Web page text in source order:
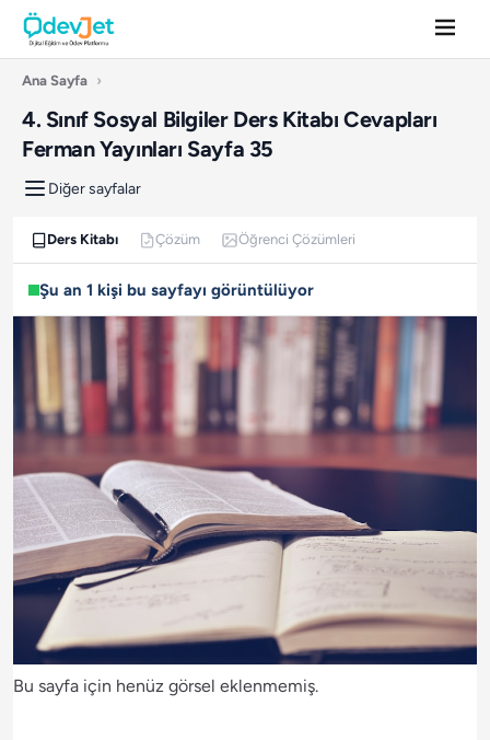
Ana Sayfa ›
4. Sınıf Sosyal Bilgiler Ders Kitabı Cevapları
Ferman Yayınları Sayfa 35
Diğer sayfalar
Ders Kitabı Çözüm Öğrenci Çözümleri
Şu an 1 kişi bu sayfayı görüntülüyor
Bu sayfa için henüz görsel eklenmemiş.